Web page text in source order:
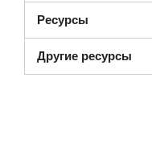
Ресурсы
Другие ресурсы